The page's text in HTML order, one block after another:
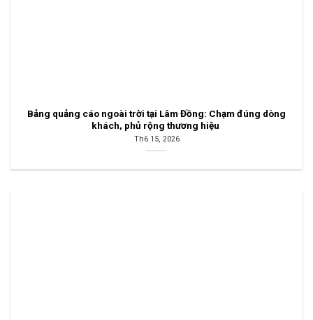
Bảng quảng cáo ngoài trời tại Lâm Đồng: Chạm đúng dòng
khách, phủ rộng thương hiệu
Th6 15, 2026